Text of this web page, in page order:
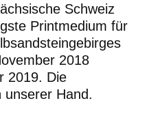
Schweiz
Printmedium für
2018
2019. Die
unserer Hand.